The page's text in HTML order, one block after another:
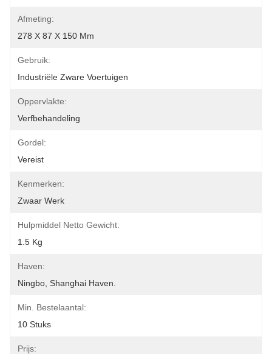
Afmeting:
278 X 87 X 150 Mm
Gebruik:
Industriële Zware Voertuigen
Oppervlakte:
Verfbehandeling
Gordel:
Vereist
Kenmerken:
Zwaar Werk
Hulpmiddel Netto Gewicht:
1.5 Kg
Haven:
Ningbo, Shanghai Haven.
Min. Bestelaantal:
10 Stuks
Prijs: